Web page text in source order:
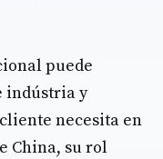
puede
indústria y
necesita en
China, su rol